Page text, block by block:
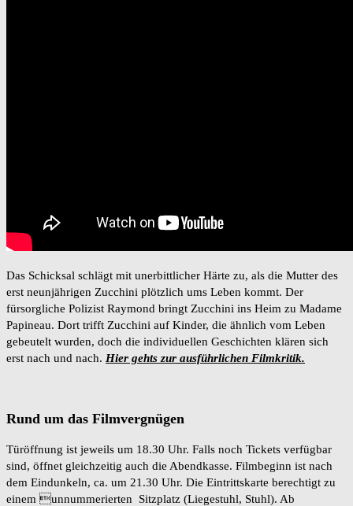
Das Schicksal schlägt mit unerbittlicher Härte zu, als die Mutter des
erst neunjährigen Zucchini plötzlich ums Leben kommt. Der
fürsorgliche Polizist Raymond bringt Zucchini ins Heim zu Madame
Papineau. Dort trifft Zucchini auf Kinder, die ähnlich vom Leben
gebeutelt wurden, doch die individuellen Geschichten klären sich
erst nach und nach. Hier gehts zur ausführlichen Filmkritik.
Rund um das Filmvergnügen
Türöffnung ist jeweils um 18.30 Uhr. Falls noch Tickets verfügbar
sind, öffnet gleichzeitig auch die Abendkasse. Filmbeginn ist nach
dem Eindunkeln, ca. um 21.30 Uhr. Die Eintrittskarte berechtigt zu
einem unnummerierten Sitzplatz (Liegestuhl, Stuhl). Ab